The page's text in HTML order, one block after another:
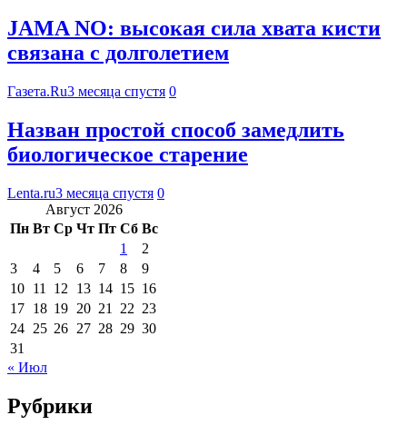
JAMA NO: высокая сила хвата кисти
связана с долголетием
Газета.Ru3 месяца спустя 0
Назван простой способ замедлить
биологическое старение
Lenta.ru3 месяца спустя 0
Август 2026
Пн Вт Ср Чт Пт Сб Вс
1
2
3
4 5 6 7 8
9
10 11 12 13 14 15 16
17 18 19 20 21 22 23
24 25 26 27 28 29 30
31
« Июл
Рубрики